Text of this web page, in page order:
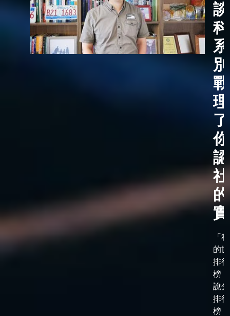
科
實
「
的
排行
榜
說
排行
榜